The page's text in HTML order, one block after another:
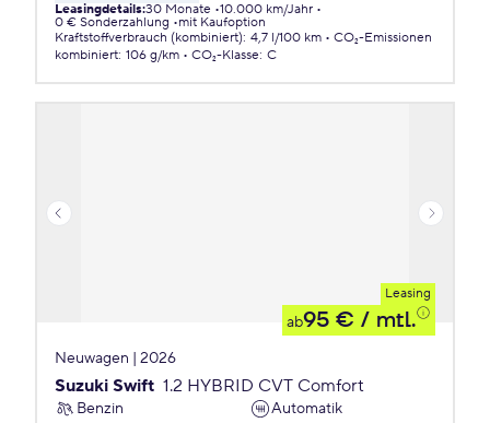
Leasingdetails:30 Monate 10.000 km/Jahr
0 € Sonderzahlung
mit Kaufoption
Kraftstoffverbrauch (kombiniert): 4,7 l/100 km
CO₂-Emissionen
kombiniert: 106 g/km CO₂-Klasse: C
Leasing
ab95 € / mtl.
Neuwagen | 2026
Suzuki Swift 1.2 HYBRID CVT Comfort
Benzin
Automatik